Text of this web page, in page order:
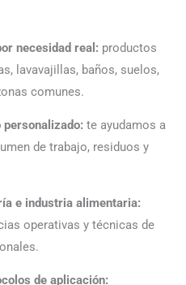
necesidad real: productos
lavavajillas, baños, suelos,
comunes.
te ayudamos a
de trabajo, residuos y
e industria alimentaria:
operativas y técnicas de
de aplicación: